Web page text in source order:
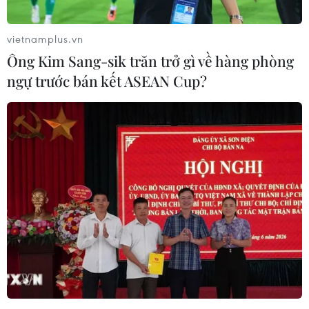
Liên hợp quốc lo ngại về cuộc xung đột tại
vùng Tigray của Ethiopia
03/11/2021 13:21
Cao ủy Nhân quyền LHQ nêu rõ, mức độ nghiêm trọng
của các hành vi bạo lực và lạm dụng tại vùng Tigray
của Ethiopia cho thấy sự cần thiết phải quy trách nhiệm
vietnamplus.vn
Ông Kim Sang-sik trăn trở gì về hàng phòng
ngự trước bán kết ASEAN Cup?